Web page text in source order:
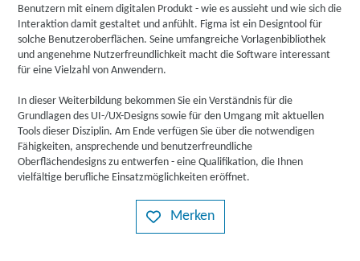
Benutzern mit einem digitalen Produkt - wie es aussieht und wie sich die
Interaktion damit gestaltet und anfühlt. Figma ist ein Designtool für
solche Benutzeroberflächen. Seine umfangreiche Vorlagenbibliothek
und angenehme Nutzerfreundlichkeit macht die Software interessant
für eine Vielzahl von Anwendern.
In dieser Weiterbildung bekommen Sie ein Verständnis für die
Grundlagen des UI-/UX-Designs sowie für den Umgang mit aktuellen
Tools dieser Disziplin. Am Ende verfügen Sie über die notwendigen
Fähigkeiten, ansprechende und benutzerfreundliche
Oberflächendesigns zu entwerfen - eine Qualifikation, die Ihnen
vielfältige berufliche Einsatzmöglichkeiten eröffnet.
Merken